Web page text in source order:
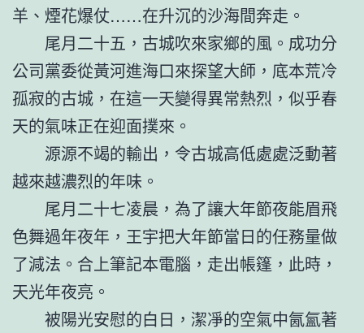
羊、煙花爆仗……在升沉的沙海間奔走。
尾月二十五，古城吹來家鄉的風。成功分
公司黨委從黃河進海口來探望大師，底本荒冷
孤寂的古城，在這一天變得異常熱烈，似乎春
天的氣味正在迎面撲來。
源源不竭的輸出，令古城高低處處泛動著
越來越濃烈的年味。
尾月二十七凌晨，為了讓大年節夜能眉飛
色舞過年夜年，王宇把大年節當日的任務量做
了減法。合上筆記本電腦，走出帳篷，此時，
天光年夜亮。
被陽光安慰的白日，潔凈的空氣中氤氳著